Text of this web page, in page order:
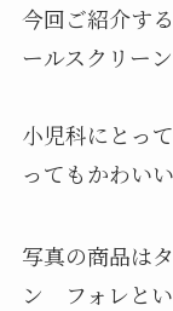
今回ご紹介す
ールスクリー
小児科にとっ
ってもかわいい
写真の商品は
ン フォレとい